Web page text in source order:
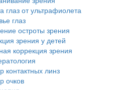
глаз от ультрафиолета
глаз
остроты зрения
зрения у детей
коррекция зрения
контактных линз
очков